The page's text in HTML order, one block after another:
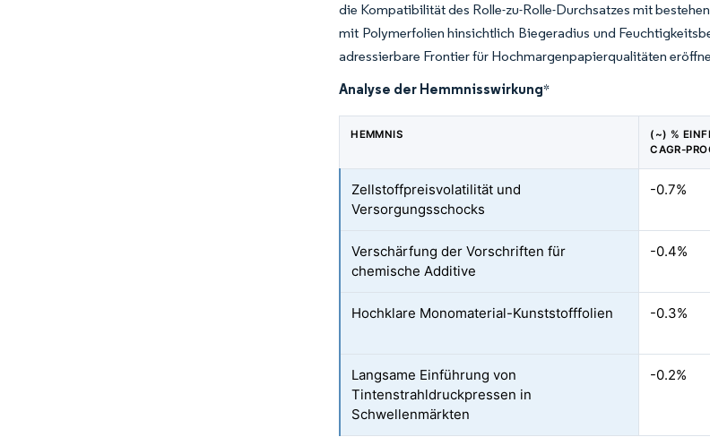
die Kompatibilität des Rolle-zu-Rolle-Durchsatzes mit
mit Polymerfolien hinsichtlich Biegeradius und
adressierbare Frontier für Hochmargenpapierqualitäten
Analyse der Hemmnisswirkung*
HEMMNIS
(~) %
CAGR-
Zellstoffpreisvolatilität und
Versorgungsschocks
-0.7%
Verschärfung der Vorschriften für
chemische Additive
-0.4%
Hochklare Monomaterial-Kunststofffolien -0.3%
Langsame Einführung von
Tintenstrahldruckpressen in
Schwellenmärkten
-0.2%